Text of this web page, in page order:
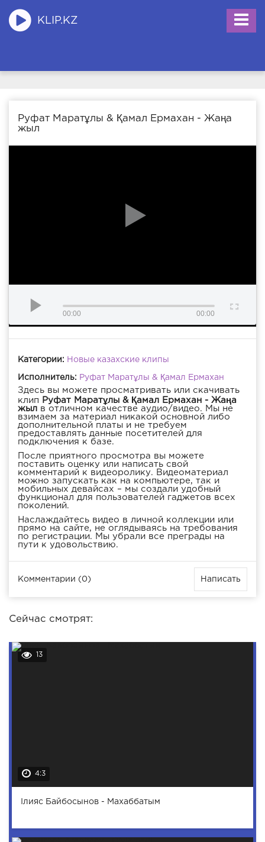
KLIP.KZ
Руфат Маратұлы & Қамал Ермахан - Жаңа
жыл
00:00 00:00
Категории: Новые казахские клипы
Исполнитель: Руфат Маратұлы & Қамал Ермахан
Здесь вы можете просматривать или скачивать
клип
Руфат Маратұлы & Қамал Ермахан - Жаңа
жыл в отличном качестве аудио/видео. Мы не
взимаем за материал никакой основной либо
дополнительной платы и не требуем
предоставлять данные посетителей для
подключения к базе.
После приятного просмотра вы можете
поставить оценку или написать свой
комментарий к видеоролику. Видеоматериал
можно запускать как на компьютере, так и
мобильных девайсах – мы создали удобный
функционал для пользователей гаджетов всех
поколений.
Наслаждайтесь видео в личной коллекции или
прямо на сайте, не оглядываясь на требования
по регистрации. Мы убрали все преграды на
пути к удовольствию.
Комментарии (0) Написать
Сейчас смотрят:
13
4:3
Ілияс Байбосынов - Махаббатым